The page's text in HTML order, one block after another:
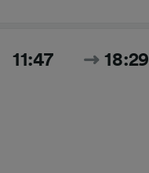
11:47 18:29